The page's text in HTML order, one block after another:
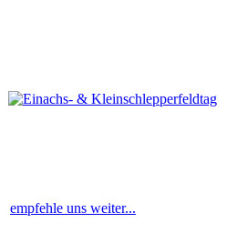
empfehle uns weiter...